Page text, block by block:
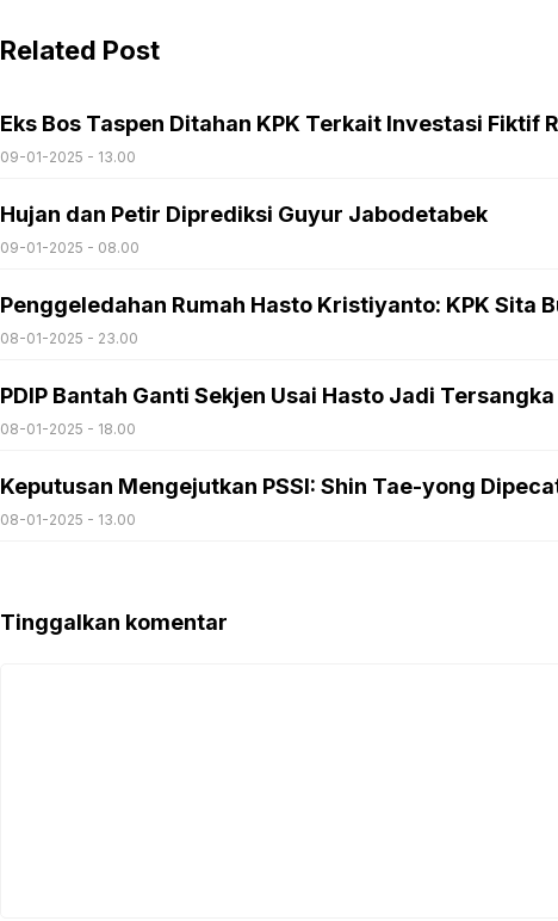
Related Post
Eks Bos Taspen Ditahan KPK Terkait Investasi Fiktif
09-01-2025 - 13.00
Hujan dan Petir Diprediksi Guyur Jabodetabek
09-01-2025 - 08.00
Penggeledahan Rumah Hasto Kristiyanto: KPK Sita
08-01-2025 - 23.00
PDIP Bantah Ganti Sekjen Usai Hasto Jadi Tersangka
08-01-2025 - 18.00
Keputusan Mengejutkan PSSI: Shin Tae-yong
08-01-2025 - 13.00
Tinggalkan komentar